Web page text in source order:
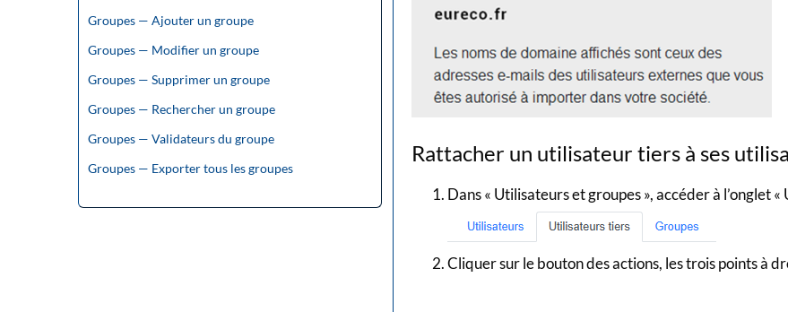
Groupes — Ajouter un groupe
Groupes — Modifier un groupe
Groupes — Supprimer un groupe
Groupes — Rechercher un groupe
Groupes — Validateurs du groupe
Groupes — Exporter tous les groupes
Rattacher un utilisateur tiers à ses
Dans « Utilisateurs et groupes », accéder à l’onglet
Cliquer sur le bouton des actions, les trois points à